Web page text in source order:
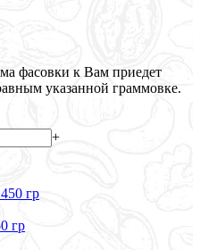
фасовки к Вам приедет
указанной граммовке.
+
гр